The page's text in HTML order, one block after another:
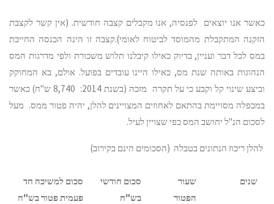
כאשר אנו יוצאים לפנסיה, אנו מקבלים קצבה חודשית. (אין קשר לקצבת
הזקנה המתקבלת מהמוסד לביטוח לאומי).קצבה זו הינה הכנסה החייבת
במס לכל דבר ועניין, בדיוק כאילו קיבלנו תלוש משכורת ולפי מדרגות המס
הנהוגות באותה שנת מס, כאילו היינו עובדים בפועל. אולם, בא המחוקק
וביצע שינוי קל וקבע כי על תקרה מזכה (בשנת 2014: 8,740 ש"ח) כאשר
במכפלה מסויימת בהתאם לאחוזים המצויינים להלן, יהיה פטור ממס. מעל
לסכום הנ"ל יחושב המס כפי שצויין לעיל.
להלן ריכוז הנתונים בטבלה (הסכומים הינם בקירוב)
שנים
שעור
הפטור
סכום חודשי
בש"ח
סכום למשיכה חד
פעמית פטור בש"ח